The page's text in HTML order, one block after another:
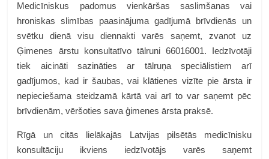
Medicīniskus padomus vienkāršas saslimšanas vai
hroniskas slimības paasinājuma gadījumā brīvdienās un
svētku dienā visu diennakti varēs saņemt, zvanot uz
Ģimenes ārstu konsultatīvo tālruni 66016001. Iedzīvotāji
tiek aicināti sazināties ar tālruņa speciālistiem arī
gadījumos, kad ir šaubas, vai klātienes vizīte pie ārsta ir
nepieciešama steidzamā kārtā vai arī to var saņemt pēc
brīvdienām, vēršoties sava ģimenes ārsta praksē.
Rīgā un citās lielākajās Latvijas pilsētās medicīnisku
konsultāciju ikviens iedzīvotājs varēs saņemt